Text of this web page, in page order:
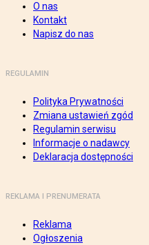
O nas
Kontakt
Napisz do nas
REGULAMIN
Polityka Prywatności
Zmiana ustawień zgód
Regulamin serwisu
Informacje o nadawcy
Deklaracja dostępności
REKLAMA I PRENUMERATA
Reklama
Ogłoszenia